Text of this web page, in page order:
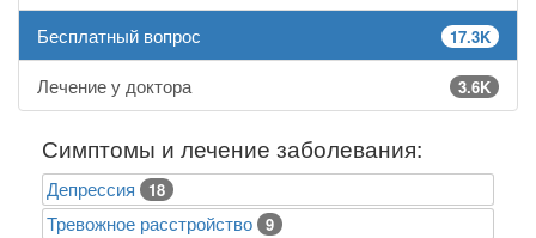
Бесплатный вопрос 17.3K
Лечение у доктора 3.6K
Симптомы и лечение заболевания:
Депрессия 18
Тревожное расстройство 9